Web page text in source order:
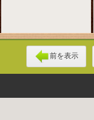
前を表示